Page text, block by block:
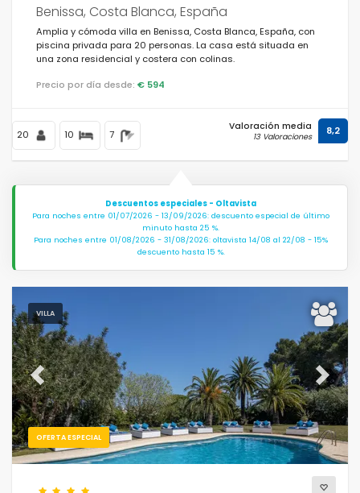
Benissa, Costa Blanca, España
Amplia y cómoda villa en Benissa, Costa Blanca, España, con
piscina privada para 20 personas. La casa está situada en
una zona residencial y costera con colinas.
Precio por día desde: € 594
20 10 7
Valoración media
13 Valoraciones 8,2
Descuentos especiales - Oltavista
Para noches entre 01/07/2026 - 13/09/2026: descuento especial de último
minuto hasta 25 %.
Para noches entre 01/08/2026 - 31/08/2026: oltavista 14/08 al 22/08 - 15%
descuento hasta 15 %.
VILLA
OFERTA ESPECIAL
Previous Next